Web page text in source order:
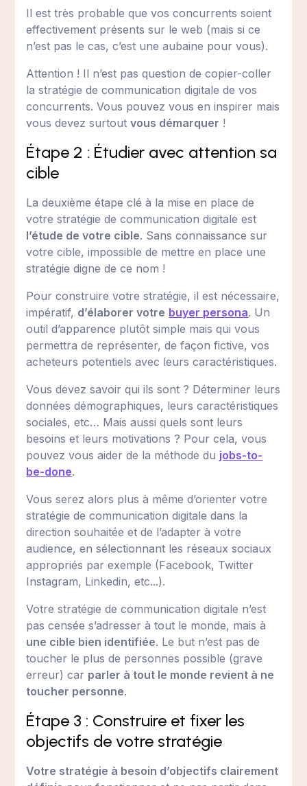
Il est très probable que vos concurrents soient
effectivement présents sur le web (mais si ce
n’est pas le cas, c’est une aubaine pour vous).
Attention ! Il n’est pas question de copier-coller
la stratégie de communication digitale de vos
concurrents. Vous pouvez vous en inspirer mais
vous devez surtoutvous démarquer !
Étape 2 : Étudier avec attention sa
cible
La deuxième étape clé à la mise en place de
votre stratégie de communication digitale est
l’étude de votre cible. Sans connaissance sur
votre cible, impossible de mettre en place une
stratégie digne de ce nom !
Pour construire votre stratégie, il est nécessaire,
impératif, d’élaborer votre buyer persona. Un
outil d’apparence plutôt simple mais qui vous
permettra de représenter, de façon fictive, vos
acheteurs potentiels avec leurs caractéristiques.
Vous devez savoir qui ils sont ? Déterminer leurs
données démographiques, leurs caractéristiques
sociales, etc… Mais aussi quels sont leurs
besoins et leurs motivations ? Pour cela, vous
pouvez vous aider de la méthode du jobs-to-
be-done.
Vous serez alors plus à même d’orienter votre
stratégie de communication digitale dans la
direction souhaitée et de l’adapter à votre
audience, en sélectionnant les réseaux sociaux
appropriés par exemple (Facebook, Twitter
Instagram, Linkedin, etc...).
Votre stratégie de communication digitale n’est
pas censée s’adresser à tout le monde, mais à
une cible bien identifiée. Le but n’est pas de
toucher le plus de personnes possible (grave
erreur) car parler à tout le monde revient à ne
toucher personne.
Étape 3 : Construire et fixer les
objectifs de votre stratégie
Votre stratégie à besoin d’objectifs clairement